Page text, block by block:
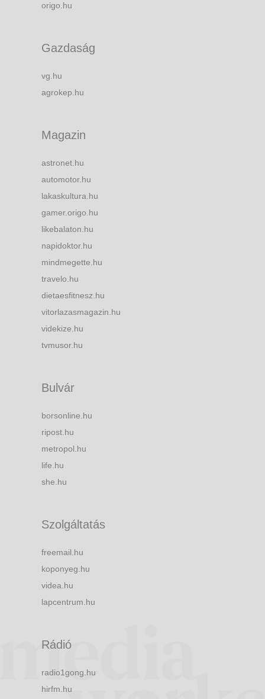
origo.hu
Gazdaság
vg.hu
agrokep.hu
Magazin
astronet.hu
automotor.hu
lakaskultura.hu
gamer.origo.hu
likebalaton.hu
napidoktor.hu
mindmegette.hu
travelo.hu
dietaesfitnesz.hu
vitorlazasmagazin.hu
videkize.hu
tvmusor.hu
Bulvár
borsonline.hu
ripost.hu
metropol.hu
life.hu
she.hu
Szolgáltatás
freemail.hu
koponyeg.hu
videa.hu
lapcentrum.hu
Rádió
radio1gong.hu
hirfm.hu